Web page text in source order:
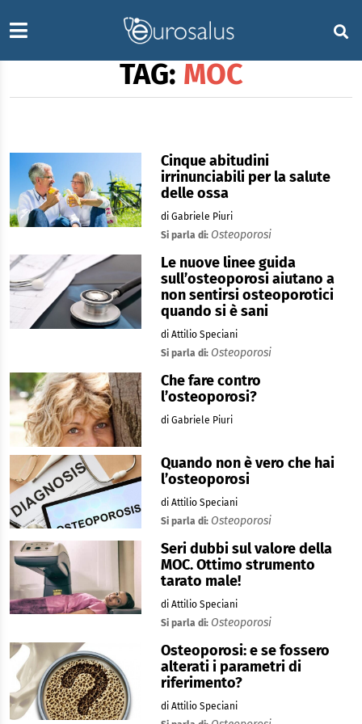
TAG: MOC
Cinque abitudini
irrinunciabili per la salute
delle ossa
di Gabriele Piuri
Si parla di: Osteoporosi
Le nuove linee guida
sull’osteoporosi aiutano a
non sentirsi osteoporotici
quando si è sani
di Attilio Speciani
Si parla di: Osteoporosi
Che fare contro
l’osteoporosi?
di Gabriele Piuri
Quando non è vero che hai
l’osteoporosi
di Attilio Speciani
Si parla di: Osteoporosi
Seri dubbi sul valore della
MOC. Ottimo strumento
tarato male!
di Attilio Speciani
Si parla di: Osteoporosi
Osteoporosi: e se fossero
alterati i parametri di
riferimento?
di Attilio Speciani